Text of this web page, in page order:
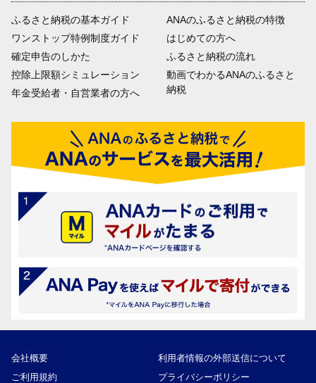
ふるさと納税の基本ガイド
ワンストップ特例制度ガイド
確定申告のしかた
控除上限額シミュレーション
年金受給者・自営業者の方へ
ANAのふるさと納税の特徴
はじめての方へ
ふるさと納税の流れ
動画でわかるANAのふるさと
納税
会社概要
利用者情報の外部送信について
ご利用規約
プライバシーポリシー